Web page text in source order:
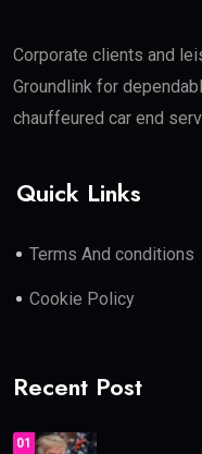
Corporate clients and
Groundlink for
chauffeured car end
Quick Links
Terms And conditions
Cookie Policy
Recent Post
01